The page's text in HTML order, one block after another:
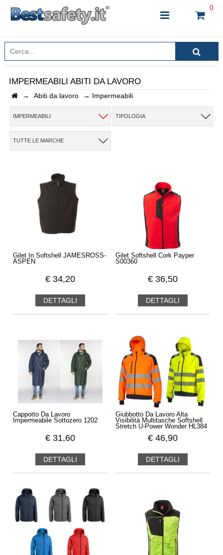
0
INSERISCI IL NOME DEL PRODOTTO CHE STAI
CERCANDO
CHIUDI RICERCA
IMPERMEABILI ABITI DA LAVORO
→ Abiti da lavoro → Impermeabili
IMPERMEABILI TIPOLOGIA
TUTTE LE MARCHE
Gilet In Softshell JAMESROSS-
ASPEN
€ 34,20
DETTAGLI
Gilet Softshell Cork Payper
S00360
€ 36,50
DETTAGLI
Cappotto Da Lavoro
Impermeabile Sottozero 1202
€ 31,60
DETTAGLI
Giubbotto Da Lavoro Alta
Visibilità Multitasche Softshell
Stretch U-Power Wonder HL384
€ 46,90
DETTAGLI